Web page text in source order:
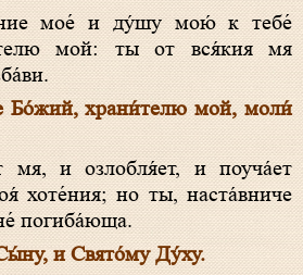
мой: ты от вся́кия мя
хоте́ния; но ты, наста́вниче
погиба́юща.
и Свя­то́­му Ду́­ху.